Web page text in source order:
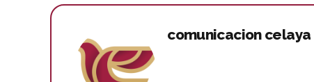
comunicacion celaya